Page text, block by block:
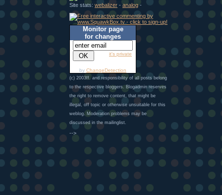
Site stats: webalizer - analog -
Monitor page
for changes
it's private
by ChangeDetection
(c) 2003ff. and responsibility of all posts belong
to the respective bloggers. Blogadmin reserves
the right to remove content, that might be
illegal, off topic or otherwise unsuitable for this
weblog. Moderation problems may be
discussed in the mailinglist.
-->